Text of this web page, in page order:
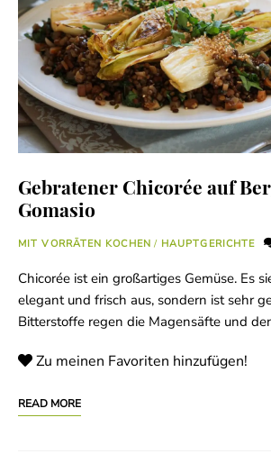
Gebratener Chicorée auf
Gomasio
MIT VORRÄTEN KOCHEN / HAUPTGERICHTE
Chicorée ist ein großartiges Gemüse. Es
elegant und frisch aus, sondern ist sehr
Bitterstoffe regen die Magensäfte und
Zu meinen Favoriten hinzufügen!
READ MORE